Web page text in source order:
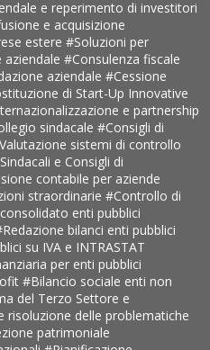
e reperimento di investitori
e acquisizione
estere#Soluzioni per
aziendale#Consulenza fiscale
aziendale#Cessione
di Start-Up Innovative
e partnership
sindacale#Consigli di
sistemi di controllo
e Consigli di
contabile per aziende
straordinarie#Controllo di
enti pubblici
bilanci enti pubblici
su IVA e INTRASTAT
per enti pubblici
#Bilancio sociale enti non
del Terzo Settore e
risoluzione delle problematiche
patrimoniale